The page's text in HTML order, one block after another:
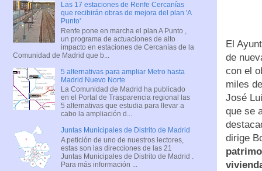
El
de
con el
miles
José
que se
dirige
Las 17 estaciones de Renfe Cercanías
que recibirán obras de mejora del plan 'A
Punto'
Renfe pone en marcha el plan A Punto ,
un programa de actuaciones de alto
impacto en estaciones de Cercanías de la
Comunidad de Madrid que b...
5 alternativas para ampliar Metro hasta
Madrid Nuevo Norte
La Comunidad de Madrid ha publicado
en el Portal de Trasparencia regional las
5 alternativas que estudia para llevar a
cabo la ampliación d...
Juntas Municipales de Distrito de Madrid
A petición de uno de nuestros lectores,
estas son las direcciones de las 21
Juntas Municipales de Distrito de Madrid .
Para más información ...